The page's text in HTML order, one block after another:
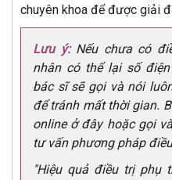
chuyên khoa để được giải
Lưu ý:Nếu chưa có
nhân có thể lại số
bác sĩ sẽ gọi và nói
để tránh mất thời gian.
online ở đây hoặc gọi
tư vấn phương pháp
"Hiệu quả điều trị phụ